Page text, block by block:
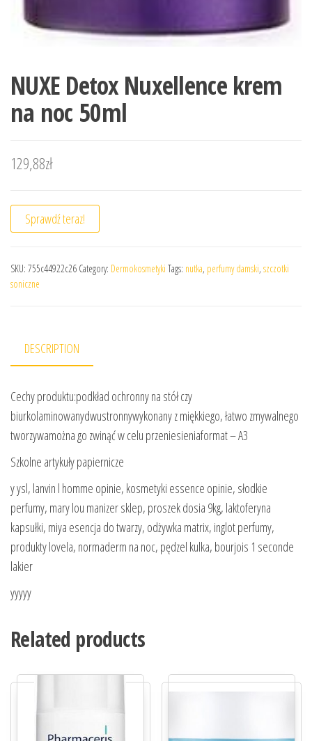
NUXE Detox Nuxellence krem
na noc 50ml
129,88zł
Sprawdź teraz!
SKU: 755c44922c26 Category: Dermokosmetyki Tags: nutka, perfumy damski, szczotki
soniczne
DESCRIPTION
Cechy produktu:podkład ochronny na stół czy
biurkolaminowanydwustronnywykonany z miękkiego, łatwo zmywalnego
tworzywamożna go zwinąć w celu przeniesieniaformat – A3
Szkolne artykuły papiernicze
y ysl, lanvin l homme opinie, kosmetyki essence opinie, słodkie
perfumy, mary lou manizer sklep, proszek dosia 9kg, laktoferyna
kapsułki, miya esencja do twarzy, odżywka matrix, inglot perfumy,
produkty lovela, normaderm na noc, pędzel kulka, bourjois 1 seconde
lakier
yyyyy
Related products